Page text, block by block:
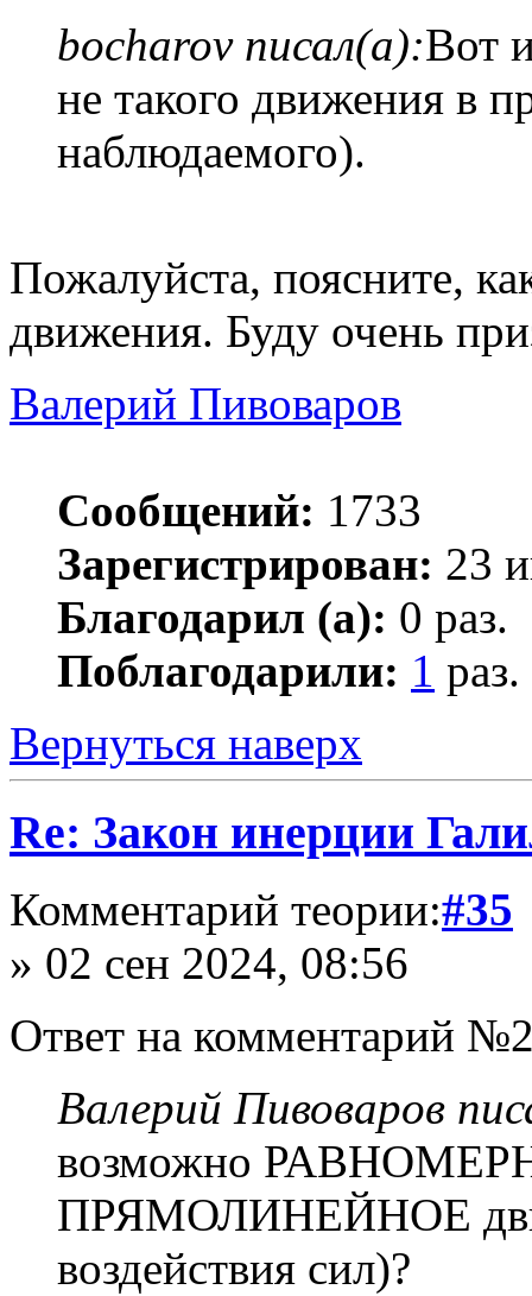
bocharov писал(а):Вот
не такого движения в
наблюдаемого).
Пожалуйста, поясните,
движения. Буду очень
Валерий Пивоваров
Сообщений: 1733
Зарегистрирован: 23
Благодарил (а): 0 раз.
Поблагодарили: 1 раз.
Вернуться наверх
Re: Закон инерции
Комментарий теории:#35
» 02 сен 2024, 08:56
Ответ на комментарий
Валерий Пивоваров
возможно
ПРЯМОЛИНЕЙНОЕ
воздействия сил)?